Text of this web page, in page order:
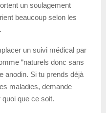
un soulagement
beaucoup selon les
un suivi médical par
“naturels donc sans
anodin. Si tu prends déjà
maladies, demande
quoi que ce soit.